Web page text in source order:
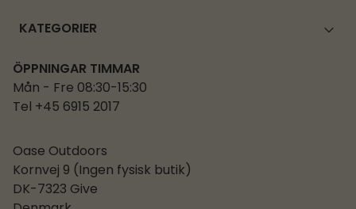
KATEGORIER
ÖPPNINGAR TIMMAR
Mån - Fre 08:30-15:30
Tel +45 6915 2017
Oase Outdoors
Kornvej 9 (Ingen fysisk butik)
DK-7323 Give